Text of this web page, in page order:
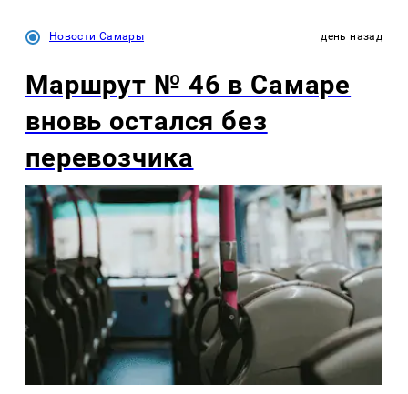
Новости Самары день назад
Маршрут № 46 в Самаре
вновь остался без
перевозчика